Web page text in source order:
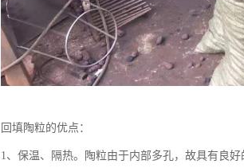
回填陶粒的优点：
1、保温、隔热。陶粒由于内部多孔，故具有良